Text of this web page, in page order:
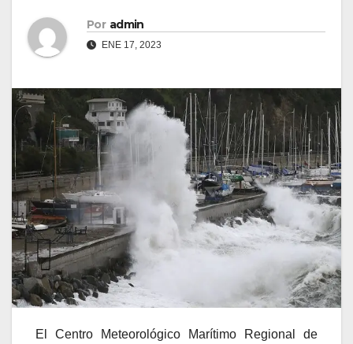
Por admin
ENE 17, 2023
El Centro Meteorológico Marítimo Regional de